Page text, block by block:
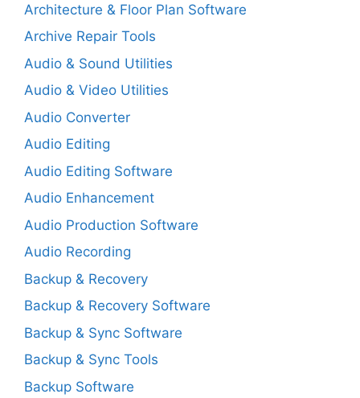
Architecture & Floor Plan Software
Archive Repair Tools
Audio & Sound Utilities
Audio & Video Utilities
Audio Converter
Audio Editing
Audio Editing Software
Audio Enhancement
Audio Production Software
Audio Recording
Backup & Recovery
Backup & Recovery Software
Backup & Sync Software
Backup & Sync Tools
Backup Software